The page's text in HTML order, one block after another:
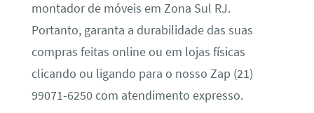
montador de móveis em Zona Sul RJ.
Portanto, garanta a durabilidade das suas
compras feitas online ou em lojas físicas
clicando ou ligando para o nosso Zap (21)
99071-6250 com atendimento expresso.